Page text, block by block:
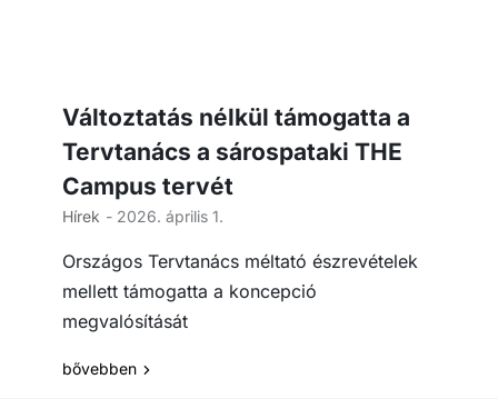
Változtatás nélkül támogatta a
Tervtanács a sárospataki THE
Campus tervét
Hírek - 2026. április 1.
Országos Tervtanács méltató észrevételek
mellett támogatta a koncepció
megvalósítását
bővebben